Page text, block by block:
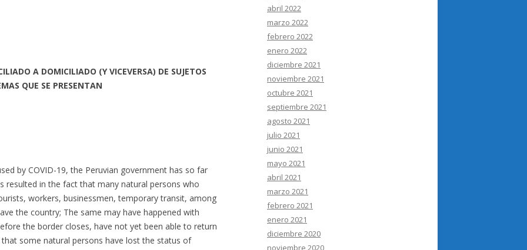
A DOMICILIADO (Y VICEVERSA) DE SUJETOS
QUE SE PRESENTAN
by COVID-19, the Peruvian government has so far
resulted in the fact that many natural persons who
workers, businessmen, temporary transit, among
the country; The same may have happened with
the border closes, have not yet been able to return
some natural persons have lost the status of
abril 2022
marzo 2022
febrero 2022
enero 2022
diciembre 2021
noviembre 2021
octubre 2021
septiembre 2021
agosto 2021
julio 2021
junio 2021
mayo 2021
abril 2021
marzo 2021
febrero 2021
enero 2021
diciembre 2020
noviembre 2020